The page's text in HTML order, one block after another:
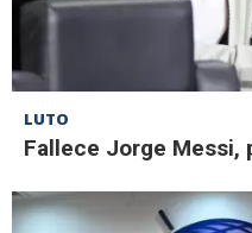
LUTO
Fallece Jorge Messi,